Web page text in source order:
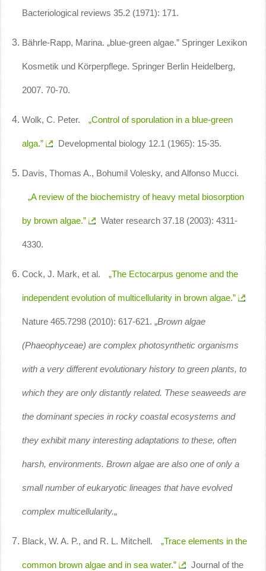
Bacteriological reviews 35.2 (1971): 171.
Bährle-Rapp, Marina. „blue-green algae.” Springer Lexikon
Kosmetik und Körperpflege. Springer Berlin Heidelberg,
2007. 70-70.
Wolk, C. Peter. „Control of sporulation in a blue-green
alga.” Developmental biology 12.1 (1965): 15-35.
Davis, Thomas A., Bohumil Volesky, and Alfonso Mucci.
„A review of the biochemistry of heavy metal biosorption
by brown algae.” Water research 37.18 (2003): 4311-
4330.
Cock, J. Mark, et al. „The Ectocarpus genome and the
independent evolution of multicellularity in brown algae.”
Nature 465.7298 (2010): 617-621. „Brown algae
(Phaeophyceae) are complex photosynthetic organisms
with a very different evolutionary history to green plants, to
which they are only distantly related. These seaweeds are
the dominant species in rocky coastal ecosystems and
they exhibit many interesting adaptations to these, often
harsh, environments. Brown algae are also one of only a
small number of eukaryotic lineages that have evolved
complex multicellularity.„
Black, W. A. P., and R. L. Mitchell. „Trace elements in the
common brown algae and in sea water.” Journal of the